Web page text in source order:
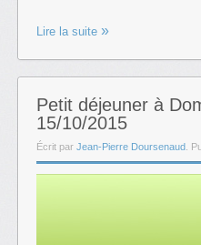
Lire la suite
Petit déjeuner à
15/10/2015
Écrit par Jean-Pierre Doursenaud .